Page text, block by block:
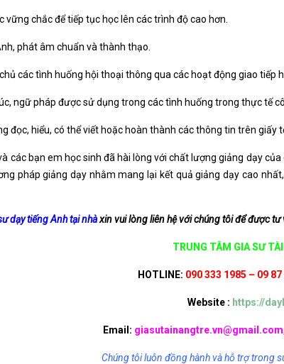
vững chắc để tiếp tục học lên các trình độ cao hơn.
phát âm chuẩn và thành thạo.
các tình huống hội thoại thông qua các hoạt động giao tiếp
ngữ pháp được sử dụng trong các tình huống trong thực tế
đọc, hiểu, có thể viết hoặc hoàn thành các thông tin trên giấy
các bạn em học sinh đã hài lòng với chất lượng giảng dạy của
pháp giảng dạy nhằm mang lại kết quả giảng dạy cao
dạy tiếng Anh tại nhàxin vui lòng liên hệ với chúng tôi để được tư
TRUNG TÂM GIA SƯ
HOTLINE: 090 333 1985 – 09
Website : https://
Email:
Chúng tôi luôn đồng hành và hỗ trợ trong